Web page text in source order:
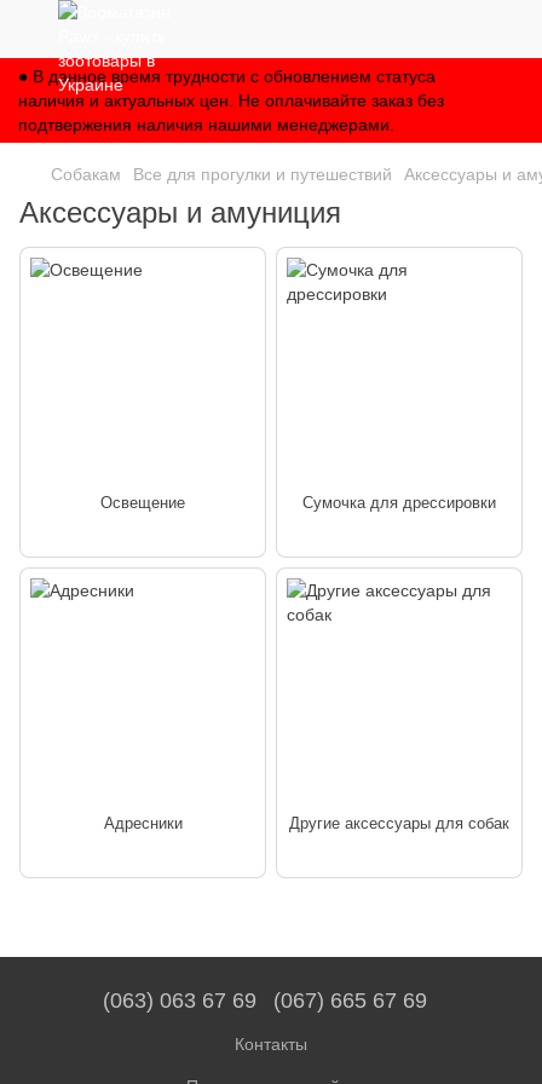
● В данное время трудности с обновлением статуса
наличия и актуальных цен. Не оплачивайте заказ без
подтвержения наличия нашими менеджерами.
Собакам Все для прогулки и путешествий Аксессуары и
Аксессуары и амуниция
Освещение Сумочка для дрессировки
Адресники Другие аксессуары для собак
(063) 063 67 69 (067) 665 67 69
Контакты